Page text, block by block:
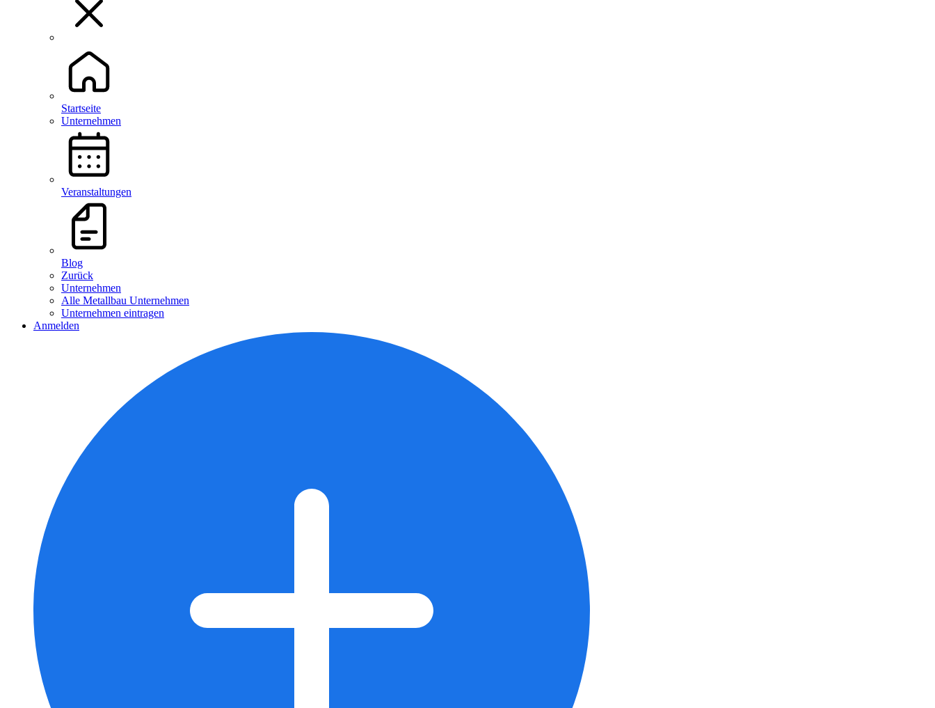
Startseite
Unternehmen
Veranstaltungen
Blog
Zurück
Unternehmen
Alle Metallbau Unternehmen
Unternehmen eintragen
Anmelden